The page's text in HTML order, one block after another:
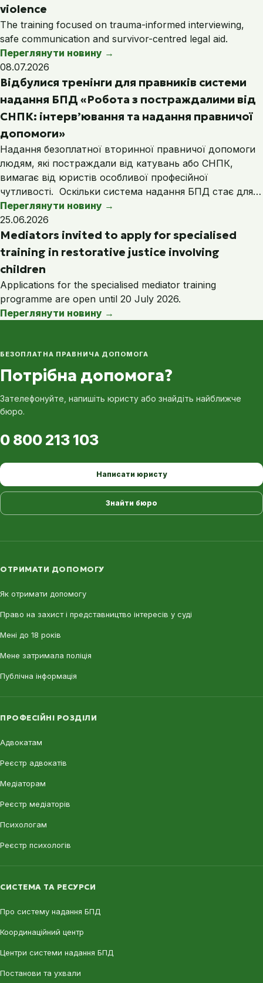
violence
The training focused on trauma-informed interviewing,
safe communication and survivor-centred legal aid.
Переглянути новину →
08.07.2026
Відбулися тренінги для правників системи
надання БПД «Робота з постраждалими від
СНПК: інтерв’ювання та надання правничої
допомоги»
Надання безоплатної вторинної правничої допомоги
людям, які постраждали від катувань або СНПК,
вимагає від юристів особливої професійної
чутливості. Оскільки система надання БПД стає для…
Переглянути новину →
25.06.2026
Mediators invited to apply for specialised
training in restorative justice involving
children
Applications for the specialised mediator training
programme are open until 20 July 2026.
Переглянути новину →
БЕЗОПЛАТНА ПРАВНИЧА ДОПОМОГА
Потрібна допомога?
Зателефонуйте, напишіть юристу або знайдіть найближче
бюро.
0 800 213 103
Написати юристу
Знайти бюро
ОТРИМАТИ ДОПОМОГУ
Як отримати допомогу
Право на захист і представництво інтересів у суді
Мені до 18 років
Мене затримала поліція
Публічна інформація
ПРОФЕСІЙНІ РОЗДІЛИ
Адвокатам
Реєстр адвокатів
Медіаторам
Реєстр медіаторів
Психологам
Реєстр психологів
СИСТЕМА ТА РЕСУРСИ
Про систему надання БПД
Координаційний центр
Центри системи надання БПД
Постанови та ухвали